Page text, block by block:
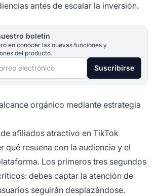
antes de escalar la inversión.
boletín
en conocer las nuevas funciones y
del producto.
electrónico Suscribirse
orgánico mediante estrategia
afiliados atractivo en TikTok
qué resuena con la audiencia y el
Los primeros tres segundos
debes captar la atención de
seguirán desplazándose.